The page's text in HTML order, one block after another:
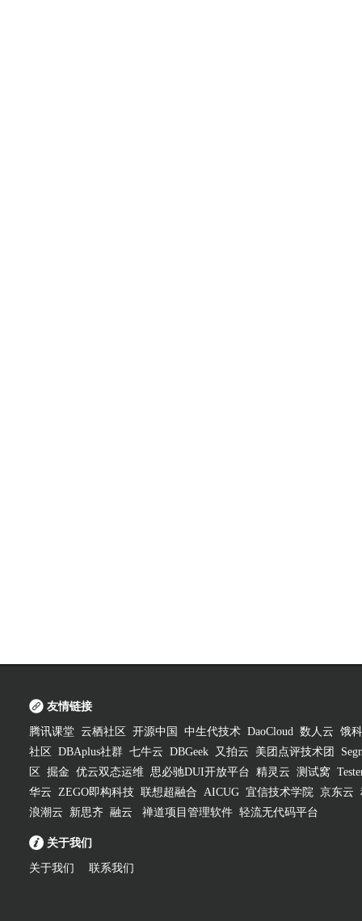
友情链接
腾讯课堂 云栖社区 开源中国 中生代技术 DaoCloud 数人云 饿
社区
DBAplus社群 七牛云 DBGeek 又拍云 美团点评技术团
区
掘金 优云双态运维 思必驰DUI开放平台 精灵云 测试窝
华云 ZEGO即构科技 联想超融合 AICUG 宜信技术学院 京东云
浪潮云
新思齐 融云 禅道项目管理软件 轻流无代码平台
关于我们
关于我们 联系我们